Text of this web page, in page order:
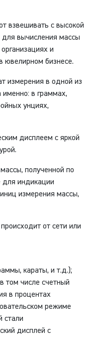
взвешивать с высокой
для вычисления массы
и
ювелирном бизнесе.
измерения в одной из
в граммах,
унциях,
дисплеем с яркой
полученной по
для индикации
измерения массы,
от сети или
караты, и т.д.);
том числе счетный
в процентах
режиме
стали
дисплей с